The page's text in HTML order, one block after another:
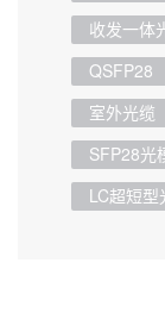
收发一体
QSFP28
室外光缆
SFP28光
LC超短型